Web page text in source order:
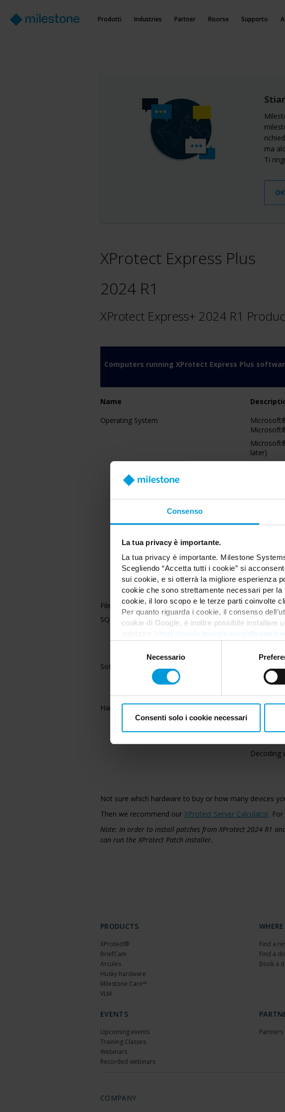
Consenso
La tua privacy è importante.
La tua privacy è importante. Milestone
Scegliendo “Accetta tutti i cookie” si
sui cookie, e si otterrà la migliore esperienza
cookie che sono strettamente necessari per
cookie, il loro scopo e le terze parti coinvolte
Per quanto riguarda i cookie, il consenso
cookie di Google, è inoltre possibile installare
https://tools.google.com/dlpage/
consenso
Necessario
Consenti solo i cookie necessari
Prodotti Industries Partner Risorse Supporto
ma
Ti
XProtect Express Plus
2024 R1
XProtect Express+ 2024 R1
Computers running XProtect Express Plus
Name
Operating System
later)
To run
Server
File system
For the
SQL Versions
Microsoft
Microsoft
Microsoft
Microsoft
Software
DirectX
Hardware acceleration
Hardware
Using
Decoding
Not sure which hardware to buy or how many devices
Then we recommend our XProtect Server Calculator.
Note: In order to install patches from XProtect 2024 R1
can run the XProtect Patch installer.
PRODUCTS
XProtect®
BriefCam
Arcules
Husky hardware
Milestone Care™
VLM
Find a
Find a
Book a
EVENTS
Upcoming events
Training Classes
Webinars
Recorded webinars
Partners
COMPANY